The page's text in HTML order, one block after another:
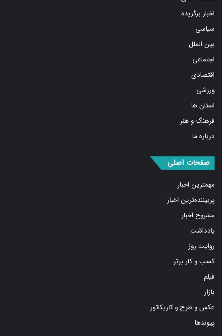
اخبار برگزیده
سیاسی
بین الملل
اجتماعی
اقتصادی
ورزشی
استان ها
فرهنگ و هنر
درباره ما
صفحات اصلی
مهمترین اخبار
پربیننده‌ترین اخبار
مشروح اخبار
یادداشت
روایت روز
کسب و کار برتر
فیلم
بازار
عکس و طرح و کاریکاتور
پیوندها